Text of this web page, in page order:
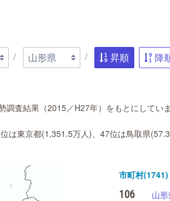
昇順 降
査結果（2015／H27年）をもとにしていま
は東京都(1,351.5万人)、47位は鳥取県
市町村(1741)
106 山形